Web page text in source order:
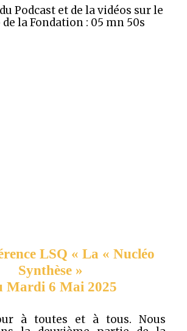
Podcast et de la vidéos sur le
de la Fondation : 05 mn 50s
LSQ « La « Nucléo
Synthèse »
Mardi 6 Mai 2025
à toutes et à tous. Nous